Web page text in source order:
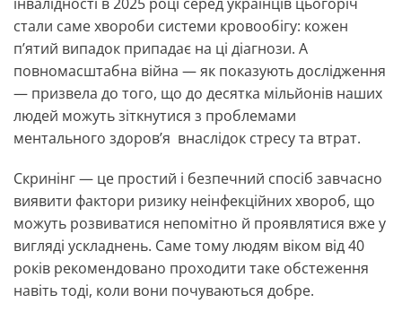
стали саме хвороби системи кровообігу: кожен
п’ятий випадок припадає на ці діагнози. А
повномасштабна війна — як показують дослідження
— призвела до того, що до десятка мільйонів наших
людей можуть зіткнутися з проблемами
ментального здоровʼя внаслідок стресу та втрат.
Скринінг — це простий і безпечний спосіб завчасно
виявити фактори ризику неінфекційних хвороб, що
можуть розвиватися непомітно й проявлятися вже у
вигляді ускладнень. Саме тому людям віком від 40
років рекомендовано проходити таке обстеження
навіть тоді, коли вони почуваються добре.